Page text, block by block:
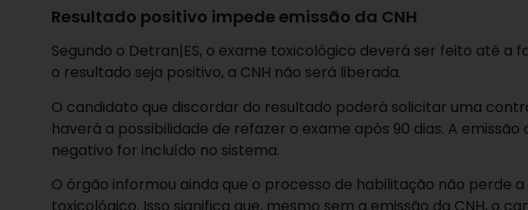
Resultado positivo impede emissão da CNH
Segundo o Detran|ES, o exame toxicológico deverá ser feito até a
o resultado seja positivo, a CNH não será liberada.
O candidato que discordar do resultado poderá solicitar uma
haverá a possibilidade de refazer o exame após 90 dias. A
negativo for incluído no sistema.
O órgão informou ainda que o processo de habilitação não perde